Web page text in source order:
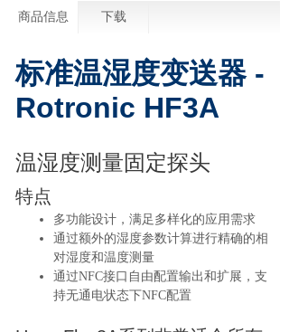
商品信息 下载
标准温湿度变送器 -
Rotronic HF3A
温湿度测量固定探头
特点
多功能设计，满足多样化的应用需求
通过额外的湿度参数计算进行精确的相
对湿度和温度测量
通过NFC接口自由配置输出和扩展，支
持无通电状态下NFC配置